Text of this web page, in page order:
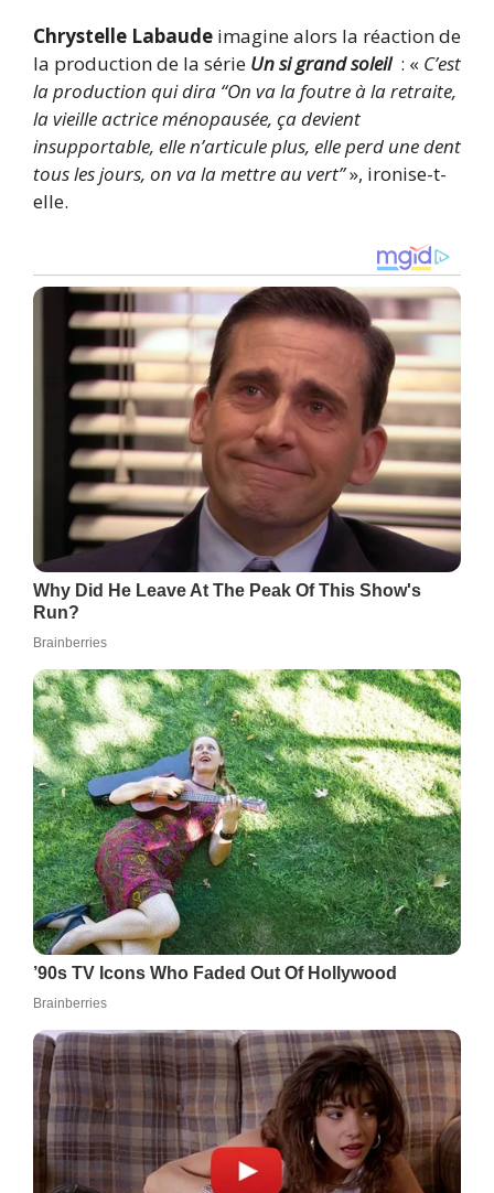
Chrystelle Labaude imagine alors la réaction de
la production de la série Un si grand soleil : « C’est
la production qui dira “On va la foutre à la retraite,
la vieille actrice ménopausée, ça devient
insupportable, elle n’articule plus, elle perd une dent
tous les jours, on va la mettre au vert”», ironise-t-
elle.